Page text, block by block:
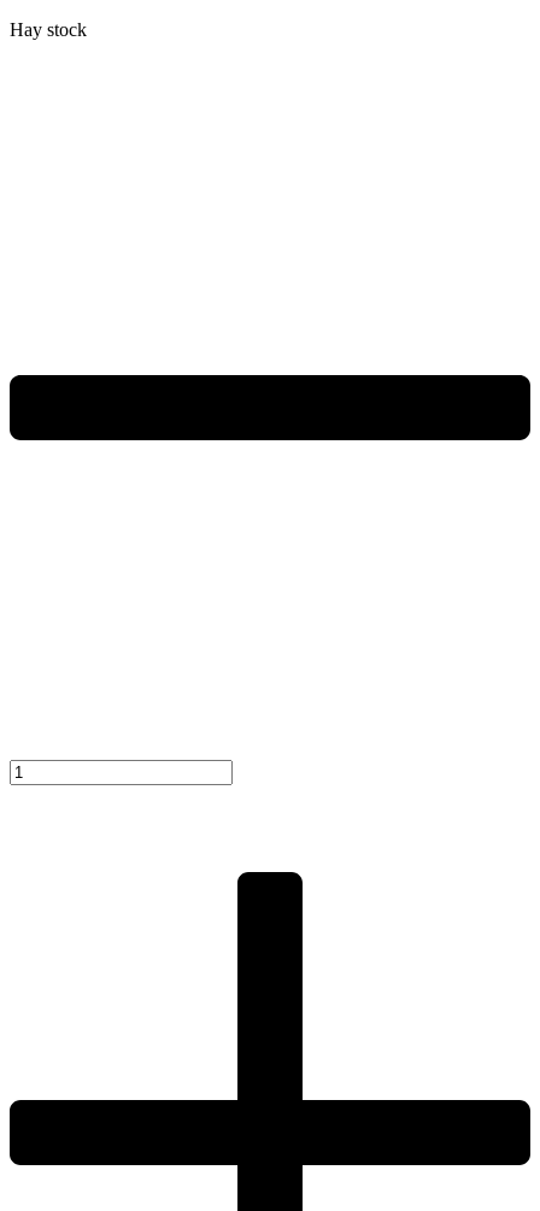
Hay stock